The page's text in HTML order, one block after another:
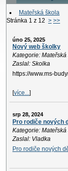
Mateřská škola
Stránka 1 z 12 > >>
úno 25, 2025
Nový web školky
Kategorie: Mateřská
Zaslal: Skolka
https://www.ms-
[více...]
srp 28, 2024
Pro rodiče nových
Kategorie: Mateřská
Zaslal: Vladka
Pro rodiče nových